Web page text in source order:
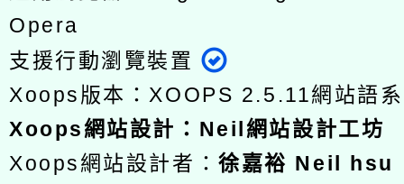
Opera
支援行動瀏覽裝置
Xoops版本： XOOPS 2.5.11網站語
Xoops網站設計 ： Neil網站設計工坊
Xoops網站設計者：徐嘉裕 Neil hsu